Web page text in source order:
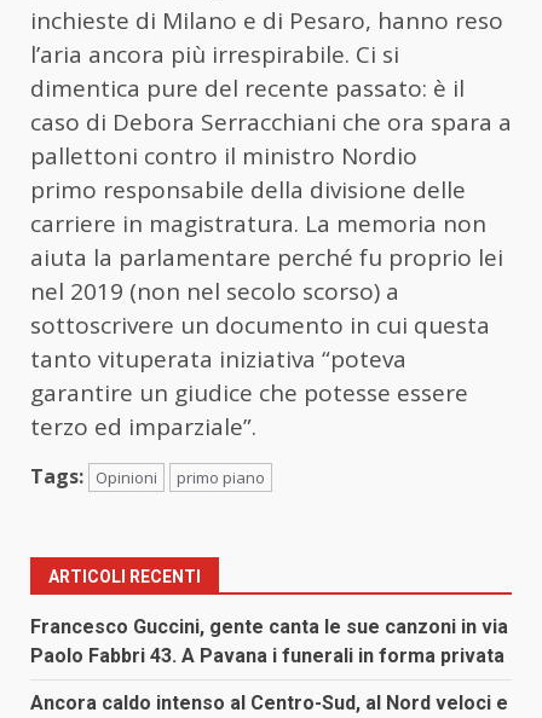
inchieste di Milano e di Pesaro, hanno reso
l’aria ancora più irrespirabile. Ci si
dimentica pure del recente passato: è il
caso di Debora Serracchiani che ora spara a
pallettoni contro il ministro Nordio
primo responsabile della divisione delle
carriere in magistratura. La memoria non
aiuta la parlamentare perché fu proprio lei
nel 2019 (non nel secolo scorso) a
sottoscrivere un documento in cui questa
tanto vituperata iniziativa “poteva
garantire un giudice che potesse essere
terzo ed imparziale”.
Tags: Opinioni primo piano
ARTICOLI RECENTI
Francesco Guccini, gente canta le sue canzoni in via
Paolo Fabbri 43. A Pavana i funerali in forma privata
Ancora caldo intenso al Centro-Sud, al Nord veloci e